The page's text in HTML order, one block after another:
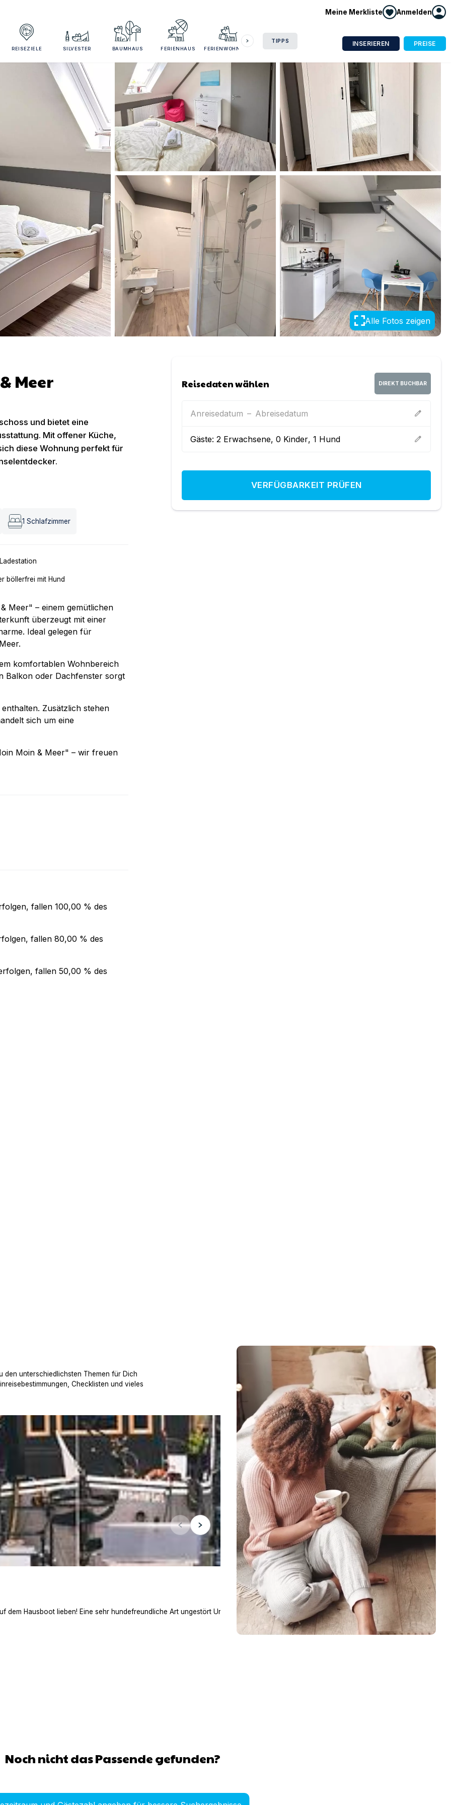
Meine Merkliste Anmelden
REISEZIELE SILVESTER BAUMHAUS FERIENHAUS FERIENWOHNUNG
TIPPS INSERIEREN PREISE
Alle Fotos zeigen
Meer
und bietet eine
Mit offener Küche,
diese Wohnung perfekt für
1 Schlafzimmer
böllerfrei mit Hund
Meer" – einem gemütlichen
überzeugt mit einer
Ideal gelegen für
komfortablen Wohnbereich
Balkon oder Dachfenster sorgt
Zusätzlich stehen
sich um eine
Moin & Meer" – wir freuen
fallen 100,00 % des
fallen 80,00 % des
fallen 50,00 % des
Reisedaten wählen DIREKT BUCHBAR
Anreisedatum – Abreisedatum edit
Gäste:2 Erwachsene,0 Kinder,1 Hund edit
VERFÜGBARKEIT PRÜFEN
den unterschiedlichsten Themen für Dich
Checklisten und vieles
dem Hausboot lieben! Eine sehr hundefreundliche Art ungestört Urlaub zu machen. Spaß und Abenteuer für die ganze Familie, ganz
Noch nicht das Passende gefunden?